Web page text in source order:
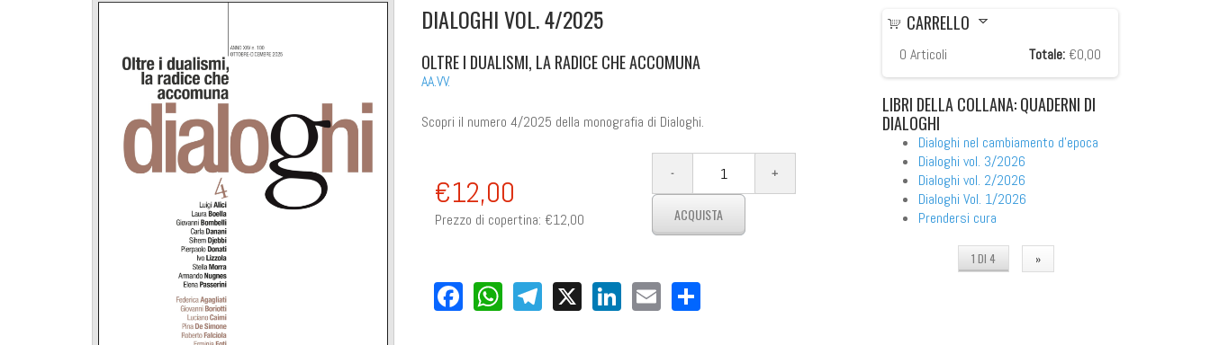
DIALOGHI VOL. 4/2025
OLTRE I DUALISMI, LA RADICE CHE ACCOMUNA
AA.VV.
Scopri il numero 4/2025 della monografia di Dialoghi.
€12,00
Prezzo di copertina: €12,00
Facebook
WhatsApp
Telegram
X LinkedIn
EmailShare
CARRELLO
0 Articoli Totale: €0,00
LIBRI DELLA COLLANA: QUADERNI DI
DIALOGHI
Dialoghi nel cambiamento d'epoca
Dialoghi vol. 3/2026
Dialoghi vol. 2/2026
Dialoghi Vol. 1/2026
Prendersi cura
1 DI 4 »